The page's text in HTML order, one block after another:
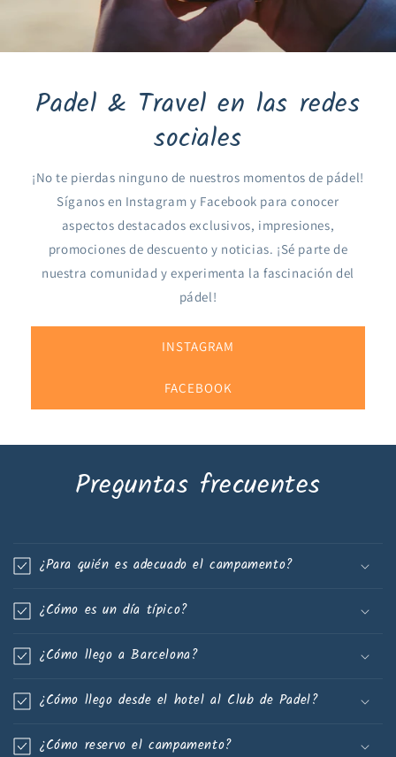
Padel & Travel en las redes
sociales
¡No te pierdas ninguno de nuestros momentos de pádel!
Síganos en Instagram y Facebook para conocer
aspectos destacados exclusivos, impresiones,
promociones de descuento y noticias. ¡Sé parte de
nuestra comunidad y experimenta la fascinación del
pádel!
INSTAGRAM
FACEBOOK
Preguntas frecuentes
¿Para quién es adecuado el campamento?
¿Cómo es un día típico?
¿Cómo llego a Barcelona?
¿Cómo llego desde el hotel al Club de Padel?
¿Cómo reservo el campamento?